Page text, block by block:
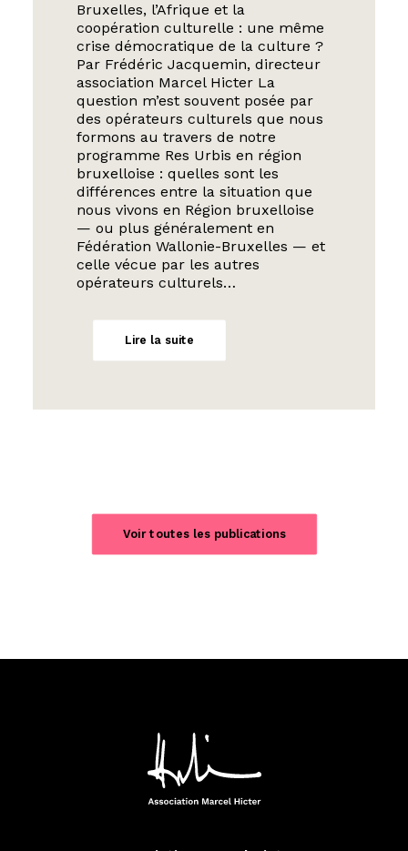
Bruxelles, l’Afrique et la
coopération culturelle : une même
crise démocratique de la culture ?
Par Frédéric Jacquemin, directeur
association Marcel Hicter La
question m’est souvent posée par
des opérateurs culturels que nous
formons au travers de notre
programme Res Urbis en région
bruxelloise : quelles sont les
différences entre la situation que
nous vivons en Région bruxelloise
— ou plus généralement en
Fédération Wallonie-Bruxelles — et
celle vécue par les autres
opérateurs culturels…
Lire la suite
Voir toutes les publications